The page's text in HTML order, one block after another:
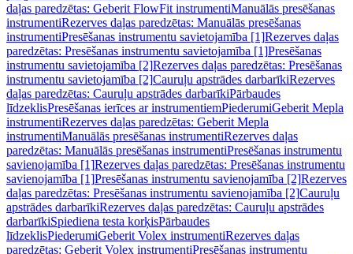
daļas paredzētas: Geberit FlowFit instrumentiManuālās presēšanas
instrumentiRezerves daļas paredzētas: Manuālās presēšanas
instrumentiPresēšanas instrumentu savietojamība [1]Rezerves daļas
paredzētas: Presēšanas instrumentu savietojamība [1]Presēšanas
instrumentu savietojamība [2]Rezerves daļas paredzētas: Presēšanas
instrumentu savietojamība [2]Cauruļu apstrādes darbarīkiRezerves
daļas paredzētas: Cauruļu apstrādes darbarīkiPārbaudes
līdzeklisPresēšanas ierīces ar instrumentiemPiederumiGeberit Mepla
instrumentiRezerves daļas paredzētas: Geberit Mepla
instrumentiManuālās presēšanas instrumentiRezerves daļas
paredzētas: Manuālās presēšanas instrumentiPresēšanas instrumentu
savienojamība [1]Rezerves daļas paredzētas: Presēšanas instrumentu
savienojamība [1]Presēšanas instrumentu savienojamība [2]Rezerves
daļas paredzētas: Presēšanas instrumentu savienojamība [2]Cauruļu
apstrādes darbarīkiRezerves daļas paredzētas: Cauruļu apstrādes
darbarīkiSpiediena testa korķisPārbaudes
līdzeklisPiederumiGeberit Volex instrumentiRezerves daļas
paredzētas: Geberit Volex instrumentiPresēšanas instrumentu